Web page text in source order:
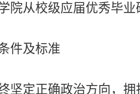
院从校级应届优秀毕
件及标准
终坚定正确政治方向，